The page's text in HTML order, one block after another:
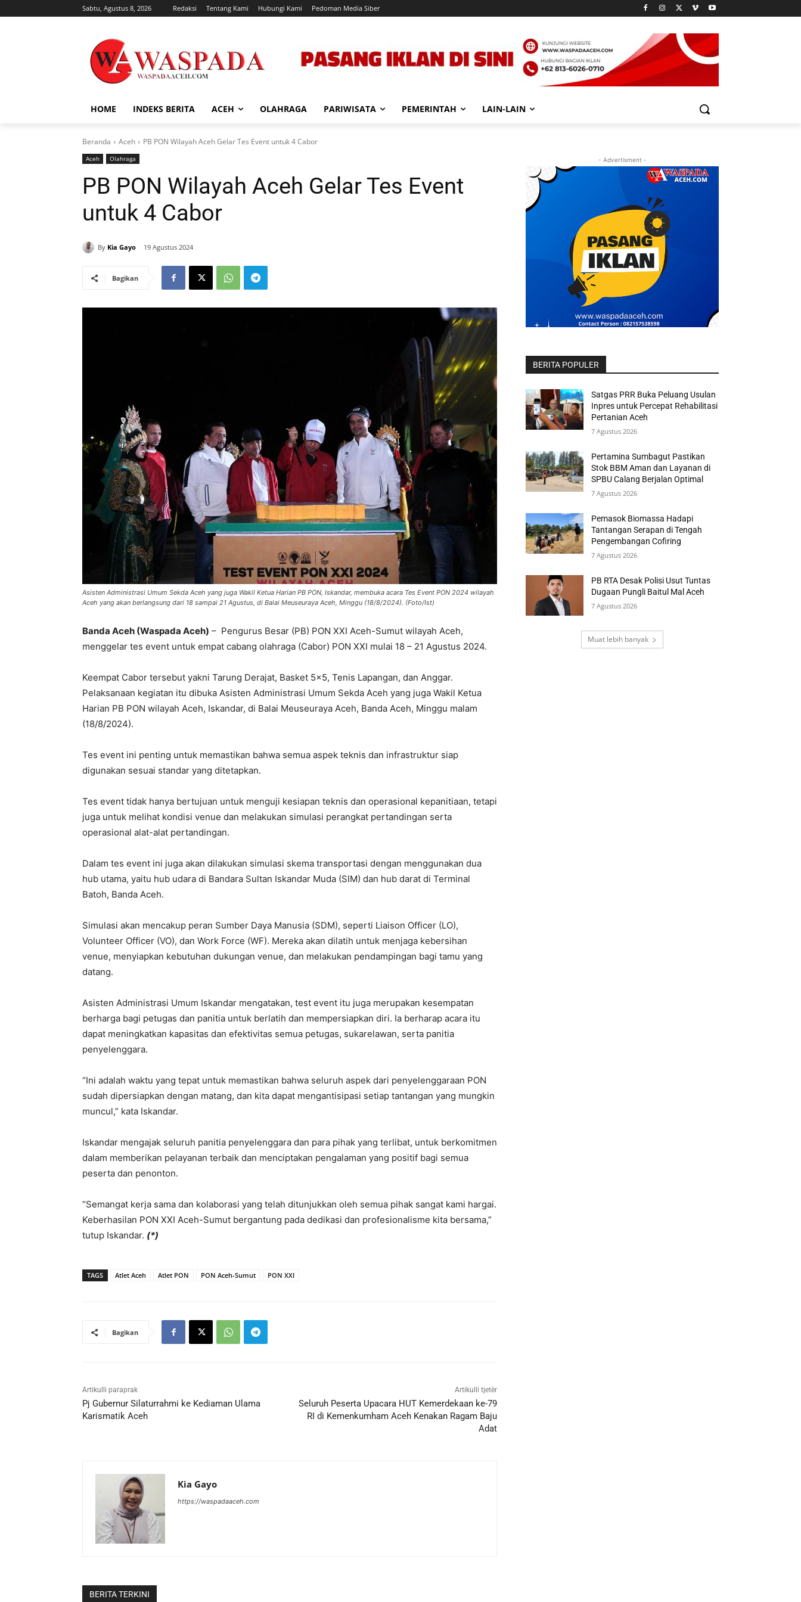
Sabtu, Agustus 8, 2026 Redaksi Tentang Kami Hubungi Kami Pedoman Media Siber
HOME INDEKS BERITA ACEH OLAHRAGA PARIWISATA PEMERINTAH LAIN-LAIN
Beranda Aceh PB PON Wilayah Aceh Gelar Tes Event untuk 4 Cabor
Aceh Olahraga
PB PON Wilayah Aceh Gelar Tes Event
untuk 4 Cabor
By Kia Gayo 19 Agustus 2024
Bagikan
Asisten Administrasi Umum Sekda Aceh yang juga Wakil Ketua Harian PB PON, Iskandar, membuka acara Tes Event PON 2024 wilayah
Aceh yang akan berlangsung dari 18 sampai 21 Agustus, di Balai Meuseuraya Aceh, Minggu (18/8/2024). (Foto/Ist)
Banda Aceh (Waspada Aceh) – Pengurus Besar (PB) PON XXI Aceh-Sumut wilayah Aceh,
menggelar tes event untuk empat cabang olahraga (Cabor) PON XXI mulai 18 – 21 Agustus 2024.
Keempat Cabor tersebut yakni Tarung Derajat, Basket 5×5, Tenis Lapangan, dan Anggar.
Pelaksanaan kegiatan itu dibuka Asisten Administrasi Umum Sekda Aceh yang juga Wakil Ketua
Harian PB PON wilayah Aceh, Iskandar, di Balai Meuseuraya Aceh, Banda Aceh, Minggu malam
(18/8/2024).
Tes event ini penting untuk memastikan bahwa semua aspek teknis dan infrastruktur siap
digunakan sesuai standar yang ditetapkan.
Tes event tidak hanya bertujuan untuk menguji kesiapan teknis dan operasional kepanitiaan, tetapi
juga untuk melihat kondisi venue dan melakukan simulasi perangkat pertandingan serta
operasional alat-alat pertandingan.
Dalam tes event ini juga akan dilakukan simulasi skema transportasi dengan menggunakan dua
hub utama, yaitu hub udara di Bandara Sultan Iskandar Muda (SIM) dan hub darat di Terminal
Batoh, Banda Aceh.
Simulasi akan mencakup peran Sumber Daya Manusia (SDM), seperti Liaison Officer (LO),
Volunteer Officer (VO), dan Work Force (WF). Mereka akan dilatih untuk menjaga kebersihan
venue, menyiapkan kebutuhan dukungan venue, dan melakukan pendampingan bagi tamu yang
datang.
Asisten Administrasi Umum Iskandar mengatakan, test event itu juga merupakan kesempatan
berharga bagi petugas dan panitia untuk berlatih dan mempersiapkan diri. Ia berharap acara itu
dapat meningkatkan kapasitas dan efektivitas semua petugas, sukarelawan, serta panitia
penyelenggara.
“Ini adalah waktu yang tepat untuk memastikan bahwa seluruh aspek dari penyelenggaraan PON
sudah dipersiapkan dengan matang, dan kita dapat mengantisipasi setiap tantangan yang mungkin
muncul,” kata Iskandar.
Iskandar mengajak seluruh panitia penyelenggara dan para pihak yang terlibat, untuk berkomitmen
dalam memberikan pelayanan terbaik dan menciptakan pengalaman yang positif bagi semua
peserta dan penonton.
“Semangat kerja sama dan kolaborasi yang telah ditunjukkan oleh semua pihak sangat kami hargai.
Keberhasilan PON XXI Aceh-Sumut bergantung pada dedikasi dan profesionalisme kita bersama,”
tutup Iskandar. (*)
TAGS Atlet Aceh Atlet PON PON Aceh-Sumut PON XXI
Bagikan
Artikulli paraprak
Pj Gubernur Silaturrahmi ke Kediaman Ulama
Karismatik Aceh
Artikulli tjetër
Seluruh Peserta Upacara HUT Kemerdekaan ke-79
RI di Kemenkumham Aceh Kenakan Ragam Baju
Adat
Kia Gayo
https://waspadaaceh.com
BERITA TERKINI
- Advertisment -
BERITA POPULER
Satgas PRR Buka Peluang Usulan
Inpres untuk Percepat Rehabilitasi
Pertanian Aceh
7 Agustus 2026
Pertamina Sumbagut Pastikan
Stok BBM Aman dan Layanan di
SPBU Calang Berjalan Optimal
7 Agustus 2026
Pemasok Biomassa Hadapi
Tantangan Serapan di Tengah
Pengembangan Cofiring
7 Agustus 2026
PB RTA Desak Polisi Usut Tuntas
Dugaan Pungli Baitul Mal Aceh
7 Agustus 2026
Muat lebih banyak